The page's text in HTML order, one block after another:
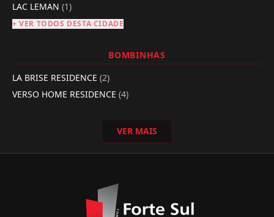
LAC LEMAN (1)
+ VER TODOS DESTA CIDADE
BOMBINHAS
LA BRISE RESIDENCE (2)
VERSO HOME RESIDENCE (4)
VER MAIS